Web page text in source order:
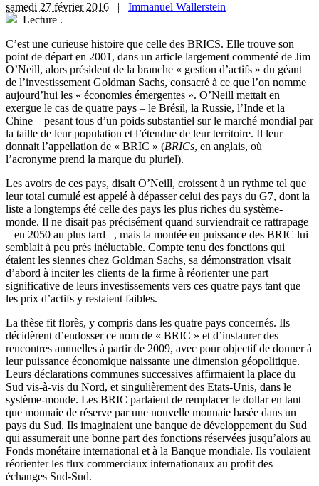
samedi 27 février 2016 | Immanuel Wallerstein
Lecture .
C’est une curieuse histoire que celle des BRICS. Elle trouve son
point de départ en 2001, dans un article largement commenté de Jim
O’Neill, alors président de la branche « gestion d’actifs » du géant
de l’investissement Goldman Sachs, consacré à ce que l’on nomme
aujourd’hui les « économies émergentes ». O’Neill mettait en
exergue le cas de quatre pays – le Brésil, la Russie, l’Inde et la
Chine – pesant tous d’un poids substantiel sur le marché mondial par
la taille de leur population et l’étendue de leur territoire. Il leur
donnait l’appellation de « BRIC » (BRICs, en anglais, où
l’acronyme prend la marque du pluriel).
Les avoirs de ces pays, disait O’Neill, croissent à un rythme tel que
leur total cumulé est appelé à dépasser celui des pays du G7, dont la
liste a longtemps été celle des pays les plus riches du système-
monde. Il ne disait pas précisément quand surviendrait ce rattrapage
– en 2050 au plus tard –, mais la montée en puissance des BRIC lui
semblait à peu près inéluctable. Compte tenu des fonctions qui
étaient les siennes chez Goldman Sachs, sa démonstration visait
d’abord à inciter les clients de la firme à réorienter une part
significative de leurs investissements vers ces quatre pays tant que
les prix d’actifs y restaient faibles.
La thèse fit florès, y compris dans les quatre pays concernés. Ils
décidèrent d’endosser ce nom de « BRIC » et d’instaurer des
rencontres annuelles à partir de 2009, avec pour objectif de donner à
leur puissance économique naissante une dimension géopolitique.
Leurs déclarations communes successives affirmaient la place du
Sud vis-à-vis du Nord, et singulièrement des Etats-Unis, dans le
système-monde. Les BRIC parlaient de remplacer le dollar en tant
que monnaie de réserve par une nouvelle monnaie basée dans un
pays du Sud. Ils imaginaient une banque de développement du Sud
qui assumerait une bonne part des fonctions réservées jusqu’alors au
Fonds monétaire international et à la Banque mondiale. Ils voulaient
réorienter les flux commerciaux internationaux au profit des
échanges Sud-Sud.